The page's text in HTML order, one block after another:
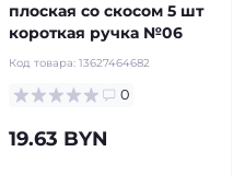
плоская со скосом 5 шт
короткая ручка №06
Код товара: 13627464682
0
19.63 BYN